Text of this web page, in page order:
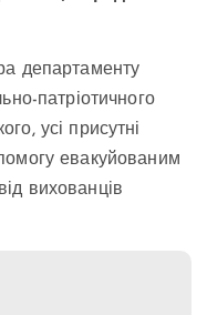
департаменту
патріотичного
усі присутні
евакуйованим
вихованців